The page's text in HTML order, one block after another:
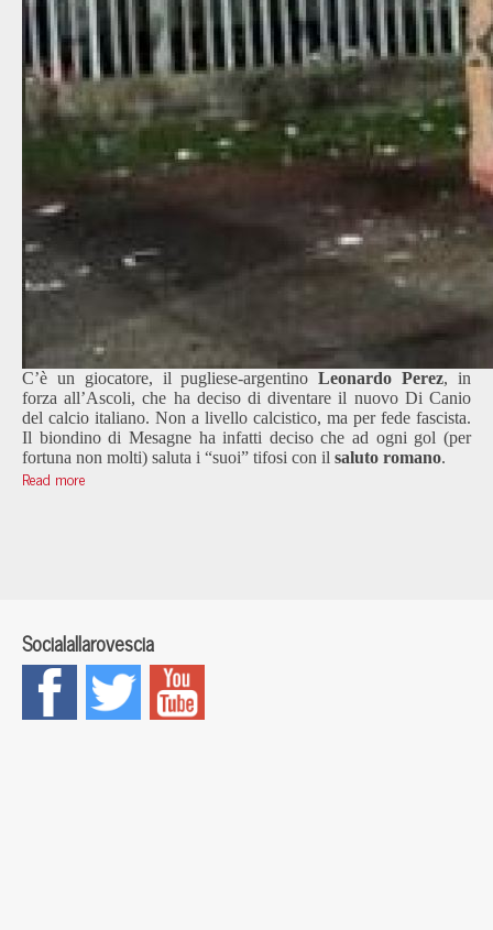
C’è un giocatore, il pugliese-argentinoLeonardo Perez, in
forza all’Ascoli, che ha deciso di diventare il nuovo Di Canio
del calcio italiano. Non a livello calcistico, ma per fede fascista.
Il biondino di Mesagne ha infatti deciso che ad ogni gol (per
fortuna non molti) saluta i “suoi” tifosi con il saluto romano.
Read more
Socialallarovescia